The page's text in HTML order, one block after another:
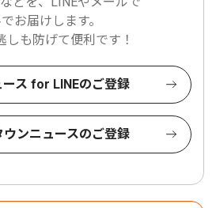
お届けします。
しも防げて便利です！
ース for LINEのご登録
ウンニュースのご登録